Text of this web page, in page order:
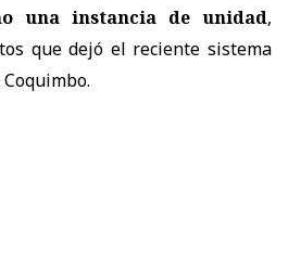
una instancia de unidad,
que dejó el reciente sistema